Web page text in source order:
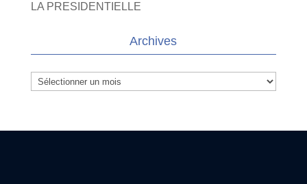
LA PRESIDENTIELLE
Archives
Archives